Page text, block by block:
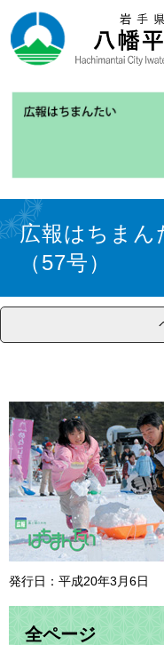
ー
ジ
ニ
ュ
文 広報はちま
（57号）
発行日：平成20年3月6日
全ページ